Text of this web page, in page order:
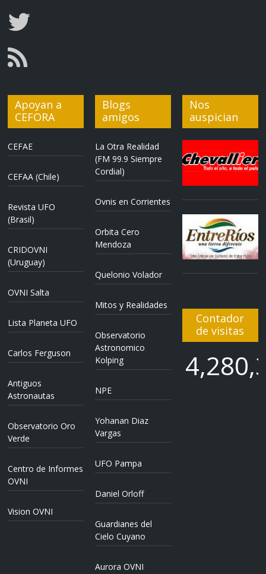
Apoyan a
CEFORA
CEFAE
CEFAA (Chile)
Revista UFO
(Brasil)
CRIDOVNI
(Uruguay)
OVNI Salta
Lista Planeta UFO
Carlos Ferguson
Antiguos
Astronautas
Observatorio Oro
Verde
Centro de Informes
OVNI
Vision OVNI
Blogs
amigos
La Otra Realidad
(FM 99.9 Siempre
Cordial)
Ovnis en Corrientes
Orbita Cero
Mendoza
Quelonio Volador
Mitos y Realidades
Observatorio
Astronomico
Kolping
NPE
Yohanan Diaz
Vargas
UFO Pampa
Daniel Orloff
Guardianes del
Cielo Cuyano
Aurora OVNI
Nos
auspician
Contador
de visitas